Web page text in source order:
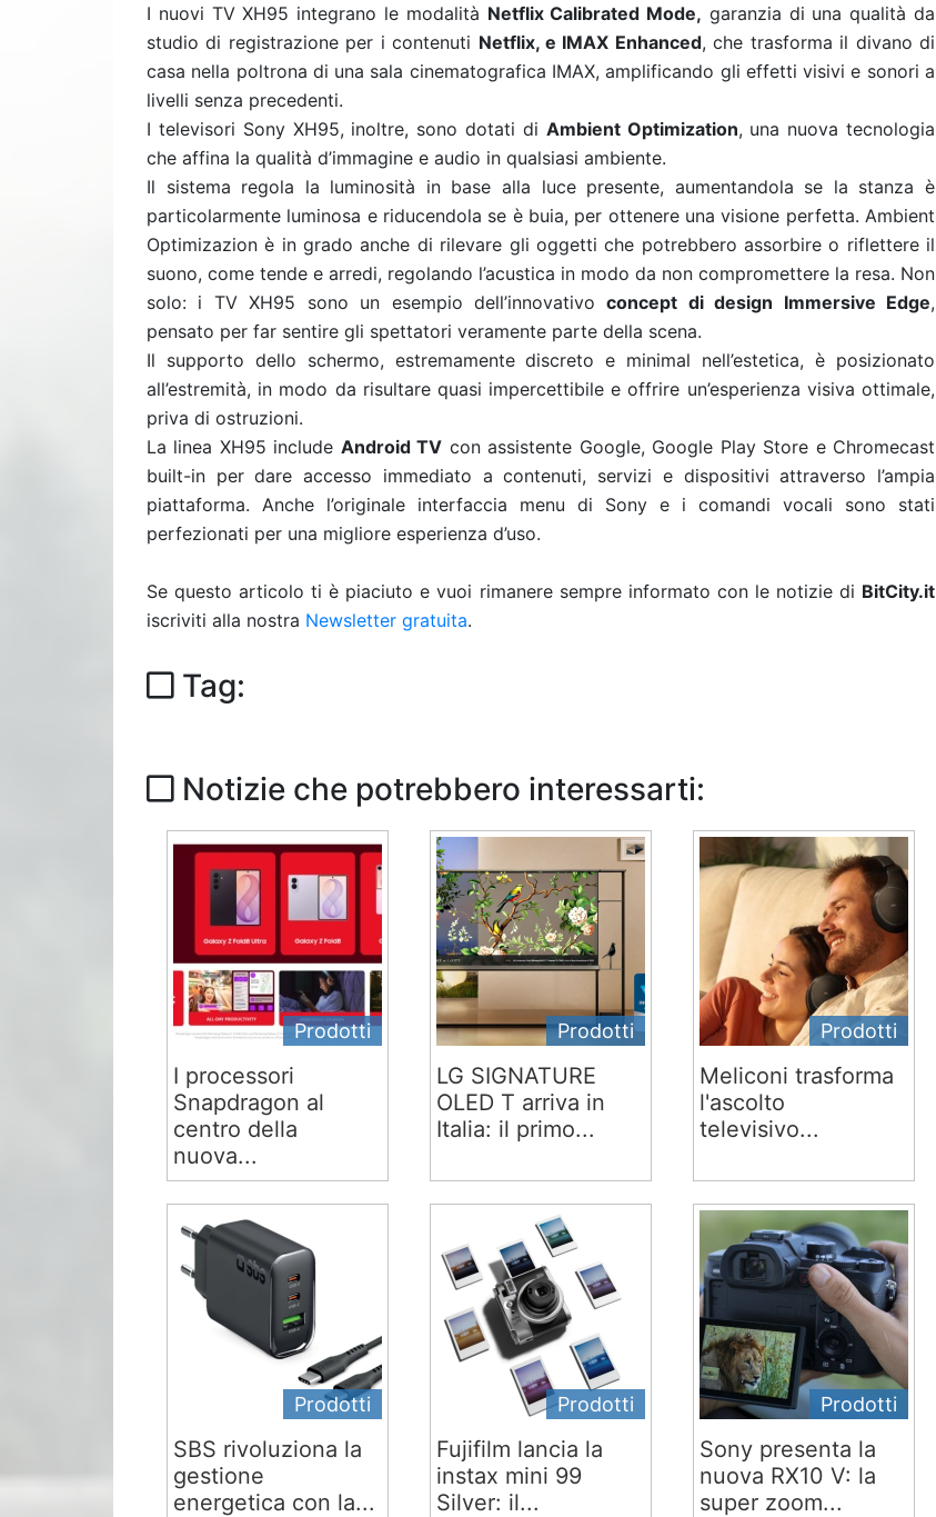
I nuovi TV XH95 integrano le modalità Netflix Calibrated Mode, garanzia di una qualità da
studio di registrazione per i contenuti Netflix, e IMAX Enhanced, che trasforma il divano di
casa nella poltrona di una sala cinematografica IMAX, amplificando gli effetti visivi e sonori a
livelli senza precedenti.
I televisori Sony XH95, inoltre, sono dotati di Ambient Optimization, una nuova tecnologia
che affina la qualità d’immagine e audio in qualsiasi ambiente.
Il sistema regola la luminosità in base alla luce presente, aumentandola se la stanza è
particolarmente luminosa e riducendola se è buia, per ottenere una visione perfetta. Ambient
Optimizazion è in grado anche di rilevare gli oggetti che potrebbero assorbire o riflettere il
suono, come tende e arredi, regolando l’acustica in modo da non compromettere la resa. Non
solo: i TV XH95 sono un esempio dell’innovativoconcept di design Immersive Edge,
pensato per far sentire gli spettatori veramente parte della scena.
Il supporto dello schermo, estremamente discreto e minimal nell’estetica, è posizionato
all’estremità, in modo da risultare quasi impercettibile e offrire un’esperienza visiva ottimale,
priva di ostruzioni.
La linea XH95 include Android TV con assistente Google, Google Play Store e Chromecast
built-in per dare accesso immediato a contenuti, servizi e dispositivi attraverso l’ampia
piattaforma. Anche l’originale interfaccia menu di Sony e i comandi vocali sono stati
perfezionati per una migliore esperienza d’uso.
Se questo articolo ti è piaciuto e vuoi rimanere sempre informato con le notizie di BitCity.it
iscriviti alla nostra Newsletter gratuita.
Tag:
Notizie che potrebbero interessarti:
Prodotti
I processori
Snapdragon al
centro della
nuova...
Prodotti
LG SIGNATURE
OLED T arriva in
Italia: il primo...
Prodotti
Meliconi trasforma
l'ascolto
televisivo...
Prodotti
SBS rivoluziona la
gestione
energetica con la...
Prodotti
Fujifilm lancia la
instax mini 99
Silver: il...
Prodotti
Sony presenta la
nuova RX10 V: la
super zoom...